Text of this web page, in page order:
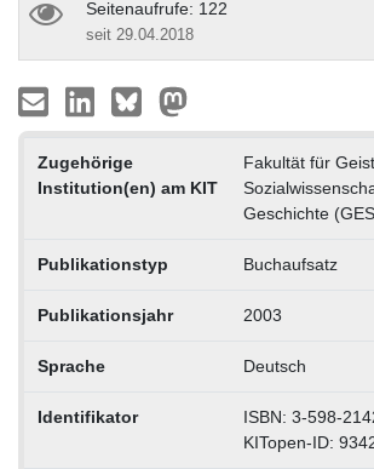
Seitenaufrufe: 122
seit 29.04.2018
Zugehörige
Institution(en) am KIT
Fakultät für
Geschichte
Publikationstyp Buchaufsatz
Publikationsjahr 2003
Sprache Deutsch
Identifikator
ISBN: 3-598-
KITopen-ID: